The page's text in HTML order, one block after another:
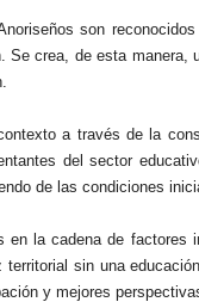
son
crea, de esta
a través de la
del sector
de las condiciones
la cadena de factores
sin una
y mejores